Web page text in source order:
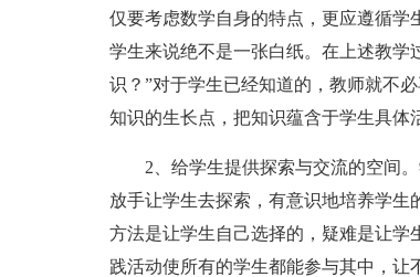
仅要考虑数学自身的特点，更应遵循学
学生来说绝不是一张白纸。在上述教学
识？”对于学生已经知道的，教师就不
知识的生长点，把知识蕴含于学生具体
2、给学生提供探索与交流的空间
放手让学生去探索，有意识地培养学生
方法是让学生自己选择的，疑难是让
践活动使所有的学生都能参与其中，